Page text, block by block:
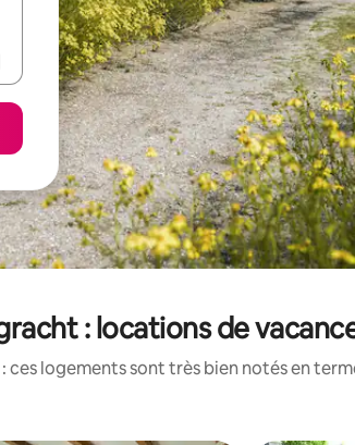
: locations de
: ces logements sont très bien notés en